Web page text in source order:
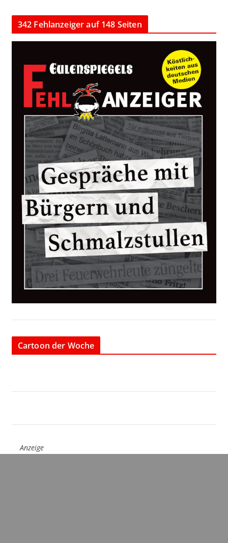
342 Fehlanzeiger auf 148 Seiten
Cartoon der Woche
Anzeige